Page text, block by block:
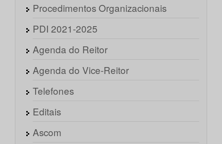
Procedimentos Organizacionais
PDI 2021-2025
Agenda do Reitor
Agenda do Vice-Reitor
Telefones
Editais
Ascom